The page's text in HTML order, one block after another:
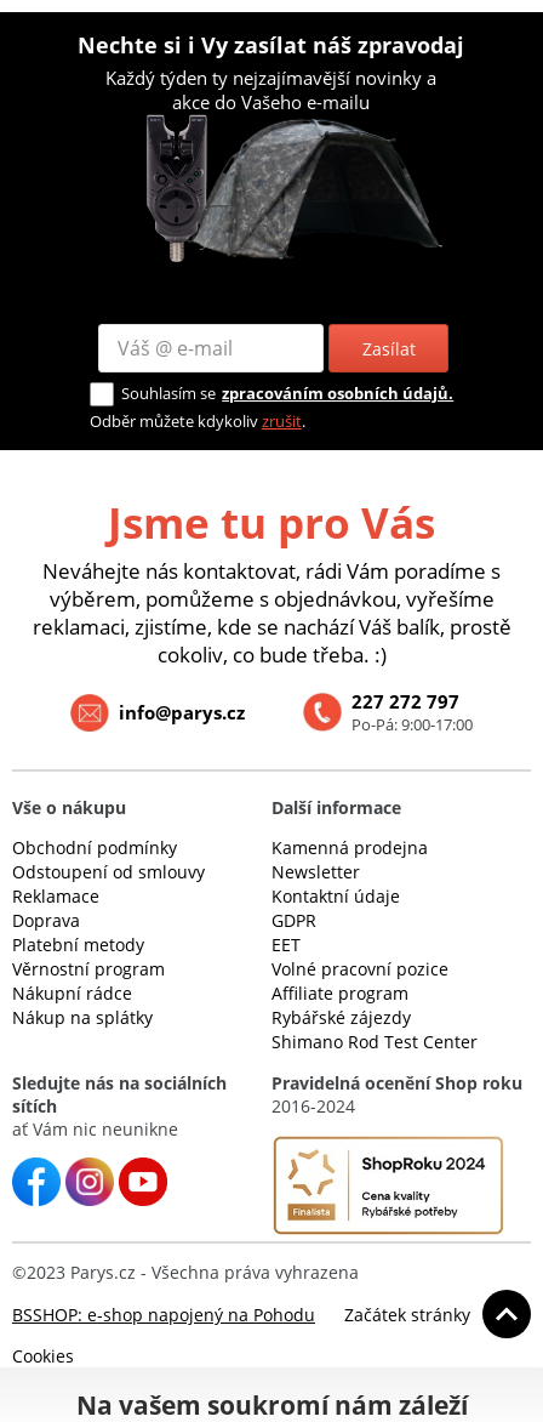
Nechte si i Vy zasílat náš zpravodaj
Každý týden ty nejzajímavější novinky a
akce do Vašeho e-mailu
Zasílat
Souhlasím se zpracováním osobních údajů.
Odběr můžete kdykolivzrušit.
Jsme tu pro Vás
Neváhejte nás kontaktovat, rádi Vám poradíme s
výběrem, pomůžeme s objednávkou, vyřešíme
reklamaci, zjistíme, kde se nachází Váš balík, prostě
cokoliv, co bude třeba. :)
227 272 797
Po-Pá: 9:00-17:00
info@parys.cz
Vše o nákupu
Obchodní podmínky
Odstoupení od smlouvy
Reklamace
Doprava
Platební metody
Věrnostní program
Nákupní rádce
Nákup na splátky
Další informace
Kamenná prodejna
Newsletter
Kontaktní údaje
GDPR
EET
Volné pracovní pozice
Affiliate program
Rybářské zájezdy
Shimano Rod Test Center
Sledujte nás na sociálních
sítích
ať Vám nic neunikne
Pravidelná ocenění Shop roku
2016-2024
©2023 Parys.cz - Všechna práva vyhrazena
BSSHOP: e-shop napojený na Pohodu
Začátek stránky
Cookies
Na vašem soukromí nám záleží